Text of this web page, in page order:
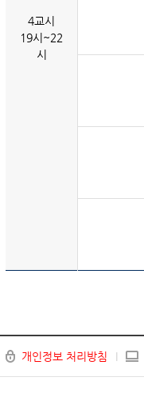
4교시
19시~22
시
개인정보 처리방침